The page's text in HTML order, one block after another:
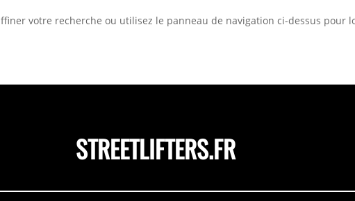
votre recherche ou utilisez le panneau de navigation ci-dessus pour
STREETLIFTERS.FR